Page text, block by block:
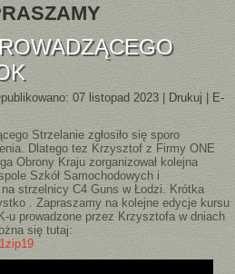
07 listopad 2023 Drukuj
E-
Strzelanie zgłosiło się sporo
Dlatego tez Krzysztof z Firmy ONE
Obrony Kraju zorganizował kolejna
Szkół Samochodowych i
strzelnicy C4 Guns w Łodzi. Krótka
. Zapraszamy na kolejne edycje kursu
u prowadzone przez Krzysztofa w dniach
się tutaj: